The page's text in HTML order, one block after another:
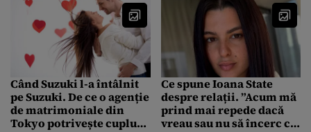
impulsive și stresul toxic
relații semnificative
Când Suzuki l-a întâlnit
pe Suzuki. De ce o agenție
de matrimoniale din
Tokyo potrivește cupluri
Ce spune Ioana State
despre relații. ”Acum mă
prind mai repede dacă
vreau sau nu să încerc cu